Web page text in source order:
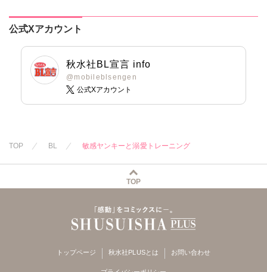
公式Xアカウント
秋水社BL宣言 info
@mobileblsengen
公式Xアカウント
TOP BL 敏感ヤンキーと溺愛トレーニング
TOP
トップページ 秋水社PLUSとは お問い合わせ